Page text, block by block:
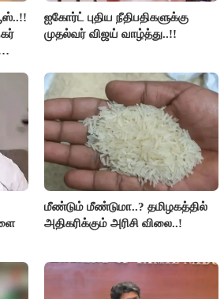
ஐகோர்ட் புதிய நீதிபதிகளுக்கு
முதல்வர் விஜய் வாழ்த்து..!!
மீண்டும் மீண்டுமா..? தமிழகத்தில்
அதிகரிக்கும் அரிசி விலை..!